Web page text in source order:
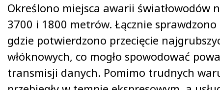
Określono miejsca awarii światłowodów
3700 i 1800 metrów. Łącznie
gdzie potwierdzono przecięcie
włóknowych, co mogło spowodować
transmisji danych. Pomimo trudnych